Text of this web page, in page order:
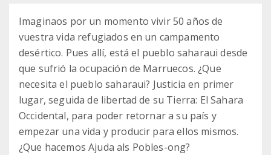
Imaginaos por un momento vivir 50 años de
vuestra vida refugiados en un campamento
desértico. Pues allí, está el pueblo saharaui desde
que sufrió la ocupación de Marruecos. ¿Que
necesita el pueblo saharaui? Justicia en primer
lugar, seguida de libertad de su Tierra: El Sahara
Occidental, para poder retornar a su país y
empezar una vida y producir para ellos mismos.
¿Que hacemos Ajuda als Pobles-ong?